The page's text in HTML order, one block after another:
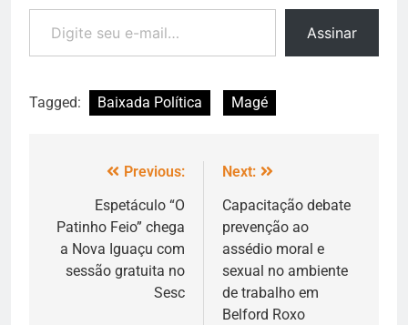
Assinar
Tagged: Baixada Política Magé
Previous:
Espetáculo “O
Patinho Feio” chega
a Nova Iguaçu com
sessão gratuita no
Sesc
Next:
Capacitação debate
prevenção ao
assédio moral e
sexual no ambiente
de trabalho em
Belford Roxo